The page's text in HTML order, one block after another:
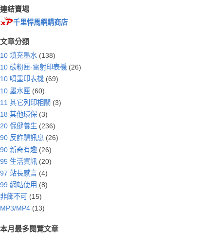
連結賣場
千里悍馬網購商店
文章分類
10 填充墨水 (138)
10 碳粉匣-雷射印表機 (26)
10 噴墨印表機 (69)
10 墨水匣 (60)
11 其它列印相關 (3)
18 其他環保 (3)
20 保健養生 (236)
90 反詐騙訊息 (26)
90 新奇有趣 (26)
95 生活資訊 (20)
97 站長感言 (4)
99 網站使用 (8)
非飾不可
(15)
MP3/MP4 (13)
本月最多閱覽文章